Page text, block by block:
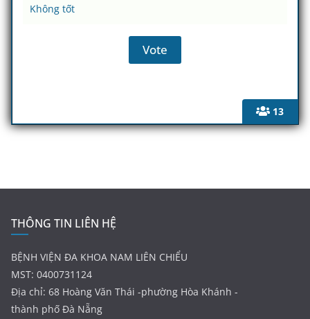
13
Không tốt
THÔNG TIN LIÊN HỆ
BỆNH VIỆN ĐA KHOA NAM LIÊN CHIỂU
MST: 0400731124
Địa chỉ: 68 Hoàng Văn Thái -phường Hòa Khánh -
thành phố Đà Nẵng